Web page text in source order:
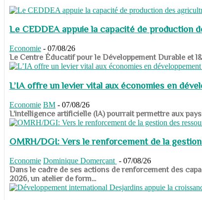
Le CEDDEA appuie la capacité de production
Economie - 07/08/26
​​​​​​​Le Centre Éducatif pour le Développement Durable et
L’IA offre un levier vital aux économies en
Economie BM - 07/08/26
​​​​​​​L’intelligence artificielle (IA) pourrait permettre aux
OMRH/DGI: Vers le renforcement de la
Economie Dominique Domerçant - 07/08/26
Dans le cadre de ses actions de renforcement des
2026, un atelier de form...